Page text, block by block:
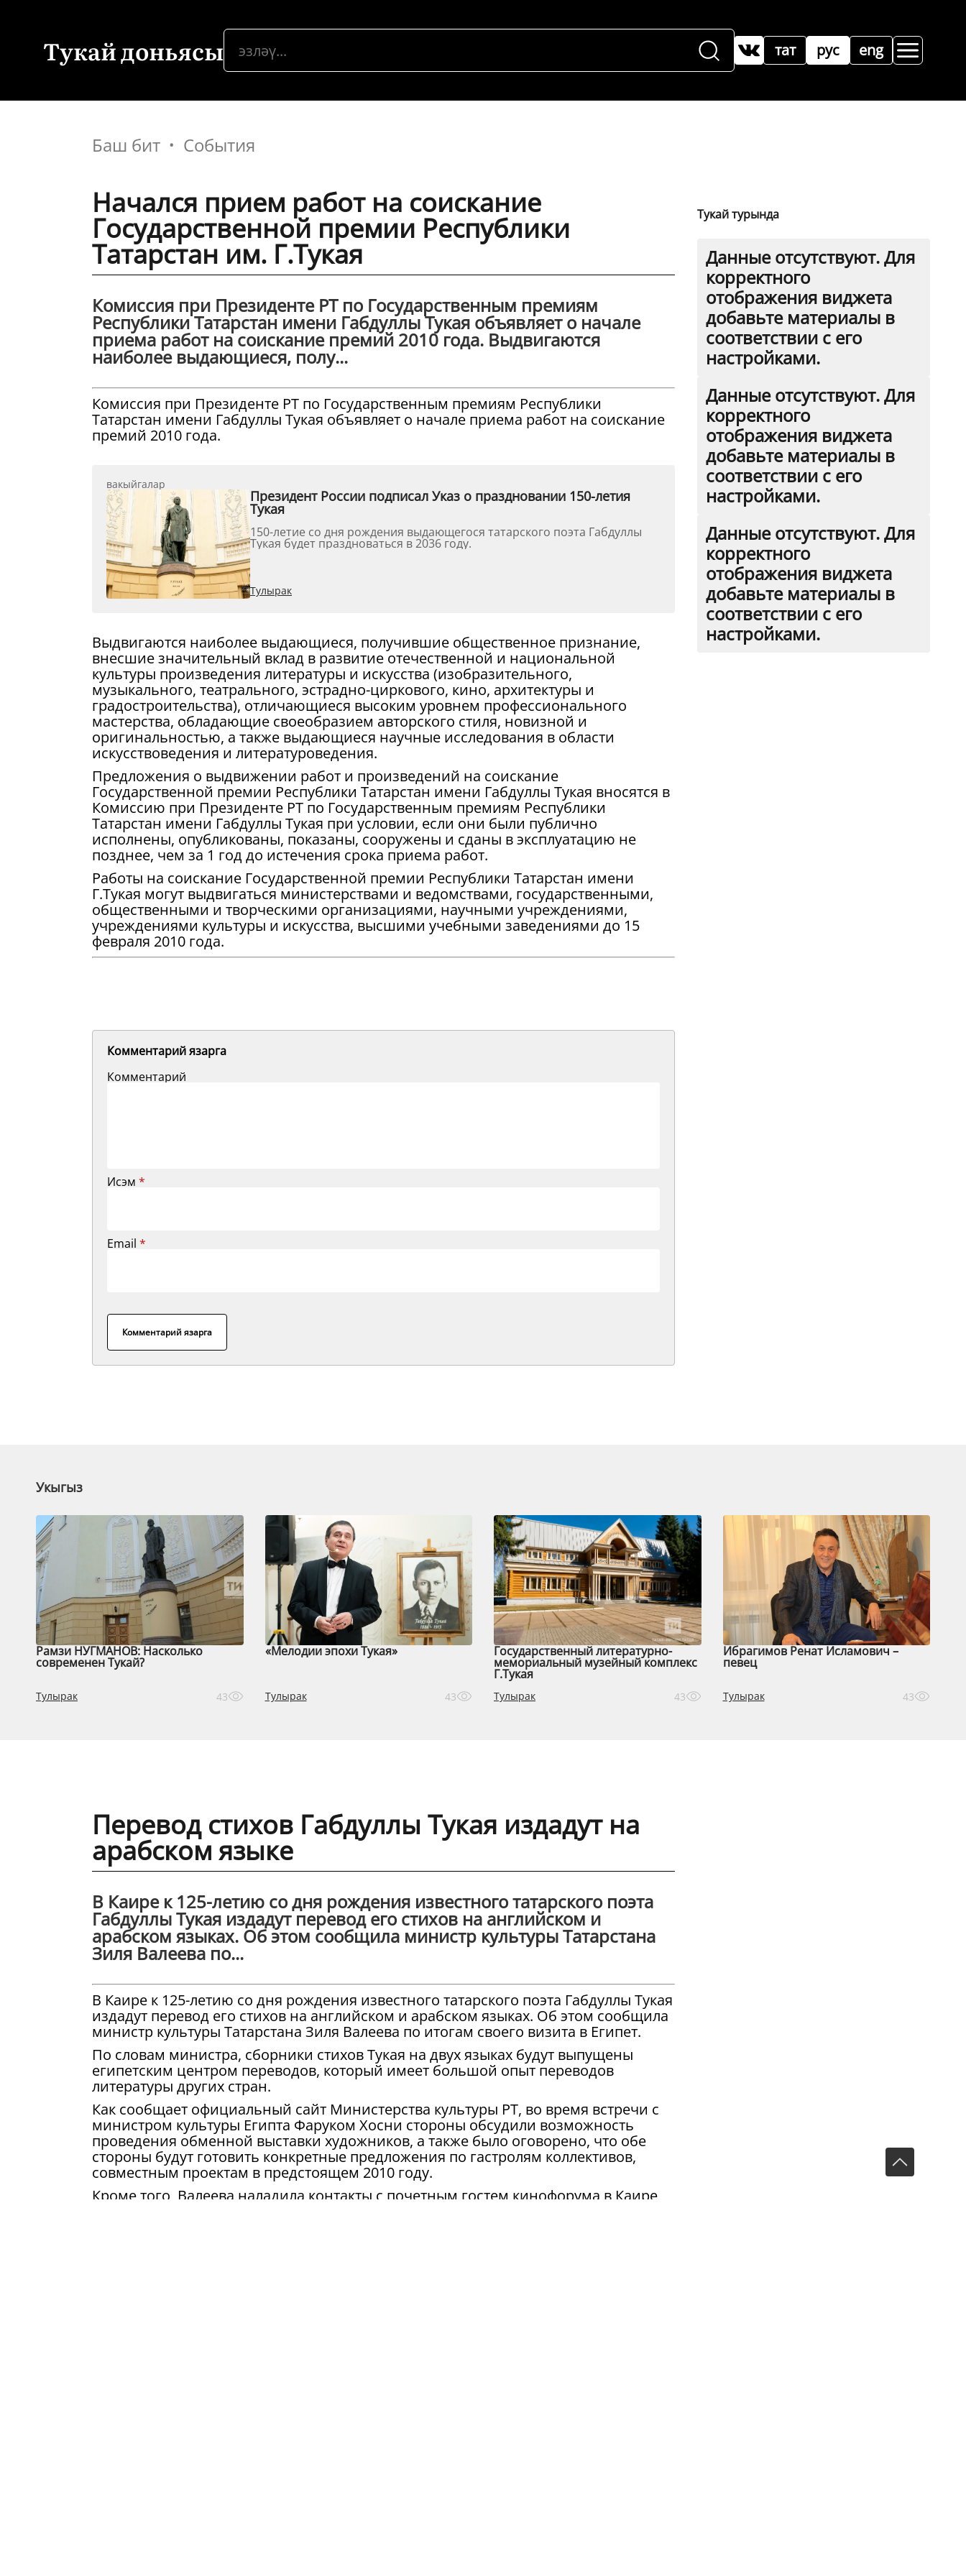
Тукай доньясы рус
тат eng
Баш бит События
Начался прием работ на соискание
Государственной премии Республики
Татарстан им. Г.Тукая
Комиссия при Президенте РТ по Государственным премиям
Республики Татарстан имени Габдуллы Тукая объявляет о начале
приема работ на соискание премий 2010 года. Выдвигаются
наиболее выдающиеся, полу...
Комиссия при Президенте РТ по Государственным премиям Республики
Татарстан имени Габдуллы Тукая объявляет о начале приема работ на соискание
премий 2010 года.
вакыйгалар
Президент России подписал Указ о праздновании 150-летия
Тукая
150-летие со дня рождения выдающегося татарского поэта Габдуллы
Тукая будет праздноваться в 2036 году.
Тулырак
Выдвигаются наиболее выдающиеся, получившие общественное признание,
внесшие значительный вклад в развитие отечественной и национальной
культуры произведения литературы и искусства (изобразительного,
музыкального, театрального, эстрадно-циркового, кино, архитектуры и
градостроительства), отличающиеся высоким уровнем профессионального
мастерства, обладающие своеобразием авторского стиля, новизной и
оригинальностью, а также выдающиеся научные исследования в области
искусствоведения и литературоведения.
Предложения о выдвижении работ и произведений на соискание
Государственной премии Республики Татарстан имени Габдуллы Тукая вносятся в
Комиссию при Президенте РТ по Государственным премиям Республики
Татарстан имени Габдуллы Тукая при условии, если они были публично
исполнены, опубликованы, показаны, сооружены и сданы в эксплуатацию не
позднее, чем за 1 год до истечения срока приема работ.
Работы на соискание Государственной премии Республики Татарстан имени
Г.Тукая могут выдвигаться министерствами и ведомствами, государственными,
общественными и творческими организациями, научными учреждениями,
учреждениями культуры и искусства, высшими учебными заведениями до 15
февраля 2010 года.
Комментарий язарга
Комментарий
Исэм *
Email *
Комментарий язарга
Тукай турында
Данные отсутствуют. Для
корректного
отображения виджета
добавьте материалы в
соответствии с его
настройками.
Данные отсутствуют. Для
корректного
отображения виджета
добавьте материалы в
соответствии с его
настройками.
Данные отсутствуют. Для
корректного
отображения виджета
добавьте материалы в
соответствии с его
настройками.
Укыгыз
Рамзи НУГМАНОВ: Насколько
современен Тукай?
Тулырак 43
«Мелодии эпохи Тукая»
Тулырак 43
Государственный литературно-
мемориальный музейный комплекс
Г.Тукая
Тулырак 43
Ибрагимов Ренат Исламович –
певец
Тулырак 43
Перевод стихов Габдуллы Тукая издадут на
арабском языке
В Каире к 125-летию со дня рождения известного татарского поэта
Габдуллы Тукая издадут перевод его стихов на английском и
арабском языках. Об этом сообщила министр культуры Татарстана
Зиля Валеева по...
В Каире к 125-летию со дня рождения известного татарского поэта Габдуллы Тукая
издадут перевод его стихов на английском и арабском языках. Об этом сообщила
министр культуры Татарстана Зиля Валеева по итогам своего визита в Египет.
По словам министра, сборники стихов Тукая на двух языках будут выпущены
египетским центром переводов, который имеет большой опыт переводов
литературы других стран.
Как сообщает официальный сайт Министерства культуры РТ, во время встречи с
министром культуры Египта Фаруком Хосни стороны обсудили возможность
проведения обменной выставки художников, а также было оговорено, что обе
стороны будут готовить конкретные предложения по гастролям коллективов,
совместным проектам в предстоящем 2010 году.
Кроме того, Валеева наладила контакты с почетным гостем кинофорума в Каире,